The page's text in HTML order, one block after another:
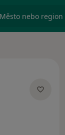
Město nebo region